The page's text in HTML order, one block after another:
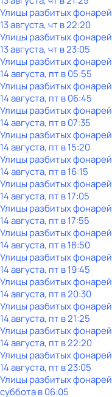
Улицы разбитых фонарей
13 августа, чт в 22:20
Улицы разбитых фонарей
13 августа, чт в 23:05
Улицы разбитых фонарей
14 августа, пт в 05:55
Улицы разбитых фонарей
14 августа, пт в 06:45
Улицы разбитых фонарей
14 августа, пт в 07:35
Улицы разбитых фонарей
14 августа, пт в 15:20
Улицы разбитых фонарей
14 августа, пт в 16:15
Улицы разбитых фонарей
14 августа, пт в 17:05
Улицы разбитых фонарей
14 августа, пт в 17:55
Улицы разбитых фонарей
14 августа, пт в 18:50
Улицы разбитых фонарей
14 августа, пт в 19:45
Улицы разбитых фонарей
14 августа, пт в 20:30
Улицы разбитых фонарей
14 августа, пт в 21:25
Улицы разбитых фонарей
14 августа, пт в 22:20
Улицы разбитых фонарей
14 августа, пт в 23:05
Улицы разбитых фонарей
субботав06:05